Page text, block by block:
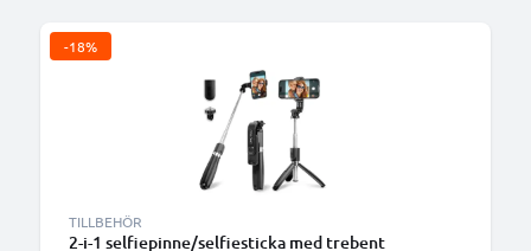
-18%
TILLBEHÖR
2-i-1 selfiepinne/selfiesticka med trebent